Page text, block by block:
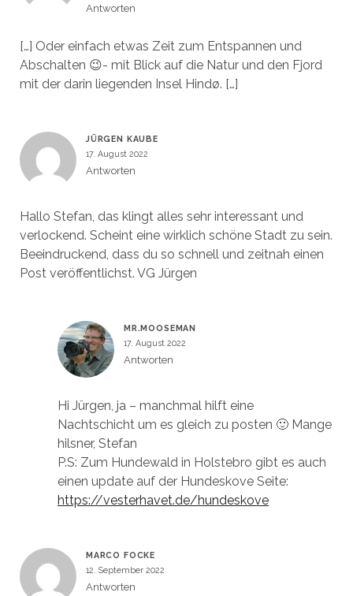
Antworten
[…] Oder einfach etwas Zeit zum Entspannen und
Abschalten 😉- mit Blick auf die Natur und den Fjord
mit der darin liegenden Insel Hindø. […]
JÜRGEN KAUBE
17. August 2022
Antworten
Hallo Stefan, das klingt alles sehr interessant und
verlockend. Scheint eine wirklich schöne Stadt zu sein.
Beeindruckend, dass du so schnell und zeitnah einen
Post veröffentlichst. VG Jürgen
MR.MOOSEMAN
17. August 2022
Antworten
Hi Jürgen, ja – manchmal hilft eine
Nachtschicht um es gleich zu posten 🙂 Mange
hilsner, Stefan
P.S: Zum Hundewald in Holstebro gibt es auch
einen update auf der Hundeskove Seite:
https://vesterhavet.de/hundeskove
MARCO FOCKE
12. September 2022
Antworten